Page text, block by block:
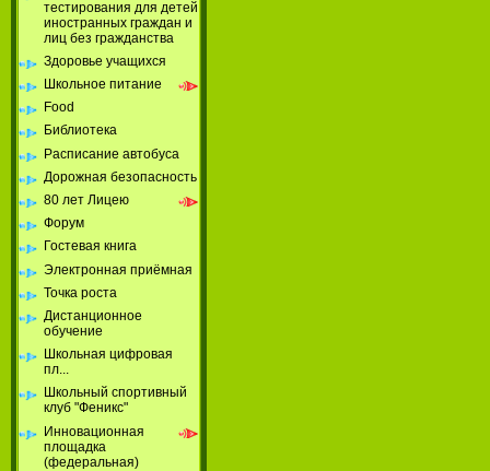
тестирования для детей
иностранных граждан и
лиц без гражданства
Здоровье учащихся
Школьное питание
Food
Библиотека
Расписание автобуса
Дорожная безопасность
80 лет Лицею
Форум
Гостевая книга
Электронная приёмная
Точка роста
Дистанционное
обучение
Школьная цифровая
пл...
Школьный спортивный
клуб "Феникс"
Инновационная
площадка
(федеральная)